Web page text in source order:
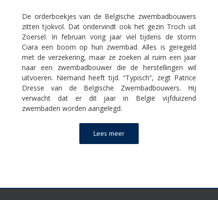
De orderboekjes van de Belgische zwembadbouwers
zitten tjokvol. Dat ondervindt ook het gezin Troch uit
Zoersel. In februari vorig jaar viel tijdens de storm
Ciara een boom op hun zwembad. Alles is geregeld
met de verzekering, maar ze zoeken al ruim een jaar
naar een zwembadbouwer die de herstellingen wil
uitvoeren. Niemand heeft tijd. “Typisch”, zegt Patrice
Dresse van de Belgische Zwembadbouwers. Hij
verwacht dat er dit jaar in België vijfduizend
zwembaden worden aangelegd.
Lees meer